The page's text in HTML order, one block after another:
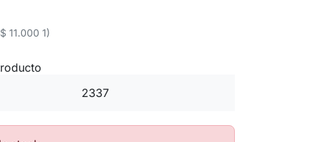
11.000 1)
2337